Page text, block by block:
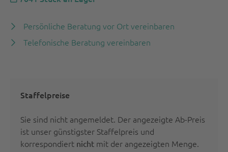
Persönliche Beratung vor Ort vereinbaren
Telefonische Beratung vereinbaren
Staffelpreise
Sie sind nicht angemeldet. Der angezeigte Ab-Preis
ist unser günstigster Staffelpreis und
korrespondiert nicht mit der angezeigten Menge.